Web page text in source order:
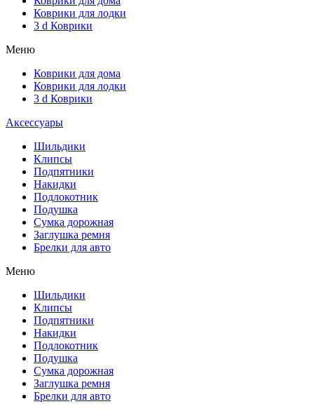
Коврики для лодки
3 d Коврики
Меню
Коврики для дома
Коврики для лодки
3 d Коврики
Аксессуары
Шильдики
Клипсы
Подпятники
Накидки
Подлокотник
Подушка
Сумка дорожная
Заглушка ремня
Брелки для авто
Меню
Шильдики
Клипсы
Подпятники
Накидки
Подлокотник
Подушка
Сумка дорожная
Заглушка ремня
Брелки для авто